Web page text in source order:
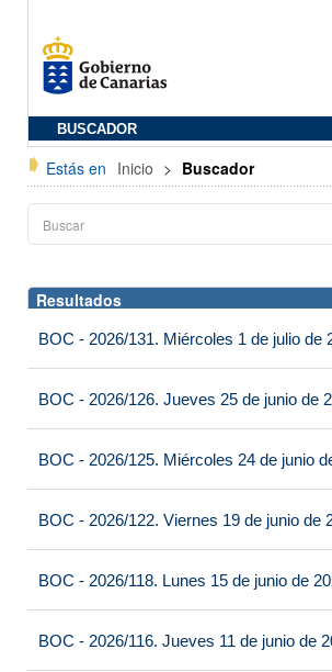
BUSCADOR
Estás en Inicio > Buscador
Resultados
BOC - 2026/131. Miércoles 1 de julio de
BOC - 2026/126. Jueves 25 de junio de
BOC - 2026/125. Miércoles 24 de junio
BOC - 2026/122. Viernes 19 de junio de
BOC - 2026/118. Lunes 15 de junio de
BOC - 2026/116. Jueves 11 de junio de